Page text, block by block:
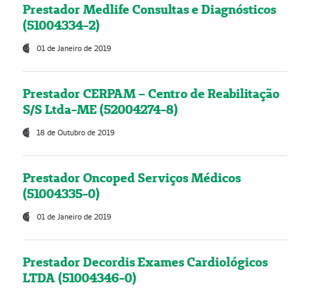
Prestador Medlife Consultas e Diagnósticos
(51004334-2)
01 de Janeiro de 2019
Prestador CERPAM – Centro de Reabilitação
S/S Ltda-ME (52004274-8)
18 de Outubro de 2019
Prestador Oncoped Serviços Médicos
(51004335-0)
01 de Janeiro de 2019
Prestador Decordis Exames Cardiológicos
LTDA (51004346-0)